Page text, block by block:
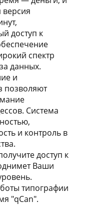
версия
доступ к
спектр
данных.
и
позволяют
Система
и контроль в
доступ к
Ваши
типографии
"qCan".